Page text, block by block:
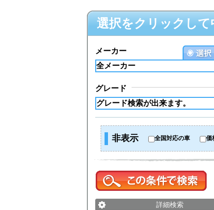
選択をクリックし
メーカー
グレード
非表示 全国対応の車 価
詳細検索